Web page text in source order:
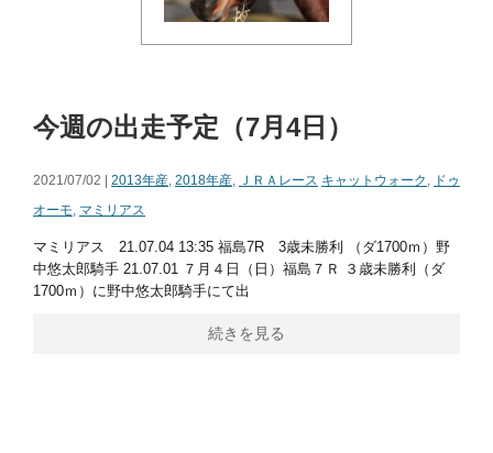
今週の出走予定（7月4日）
2021/07/02 | 2013年産, 2018年産, ＪＲＡレース キャットウォーク , ドゥ
オーモ, マミリアス
マミリアス 21.07.04 13:35 福島7R 3歳未勝利 （ダ1700ｍ）野
中悠太郎騎手 21.07.01 ７月４日（日）福島７Ｒ ３歳未勝利（ダ
1700ｍ）に野中悠太郎騎手にて出
続きを見る